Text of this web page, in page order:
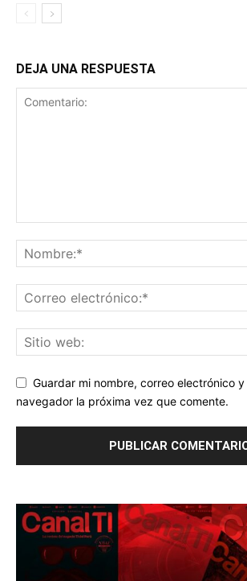
DEJA UNA RESPUESTA
Guardar mi nombre, correo electrónico
navegador la próxima vez que comente.